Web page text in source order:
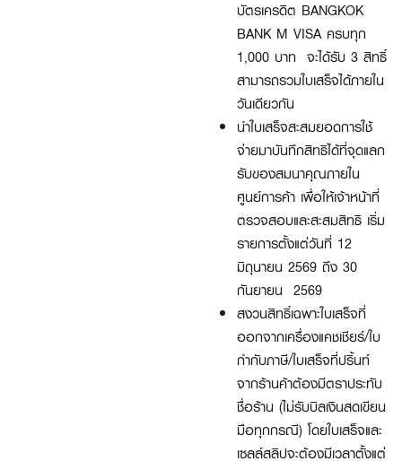
บัตรเครดิต BANGKOK
BANK M VISA ครบทุก
1,000 บาท จะได้รับ 3 สิทธิ์
สามารถรวมใบเสร็จได้ภายใน
วันเดียวกัน
นำใบเสร็จสะสมยอดการใช้
จ่ายมาบันทึกสิทธิได้ที่จุดแลก
รับของสมนาคุณภายใน
ศูนย์การค้า เพื่อให้เจ้าหน้าที่
ตรวจสอบและสะสมสิทธิ เริ่ม
รายการตั้งแต่วันที่ 12
มิถุนายน 2569 ถึง 30
กันยายน 2569
สงวนสิทธิ์เฉพาะใบเสร็จที่
ออกจากเครื่องแคชเชียร์/ใบ
กำกับภาษี/ใบเสร็จที่ปริ้นท์
จากร้านค้าต้องมีตราประทับ
ชื่อร้าน (ไม่รับบิลเงินสดเขียน
มือทุกกรณี) โดยใบเสร็จและ
เซลล์สลิปจะต้องมีเวลาตั้งแต่